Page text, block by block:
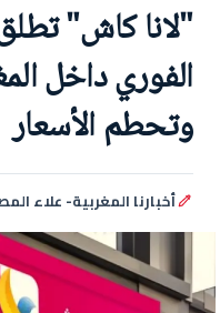
"لانا كاش"
الفوري داخل
وتحطم الأسعار
أخبارنا المغربية- علاء